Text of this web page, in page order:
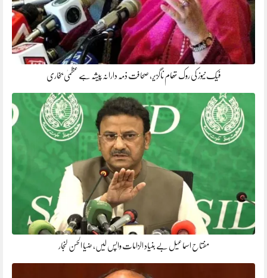
فیک نیوز کی روک تھام ناگزیر، صحافت ذمہ دارانہ پیشہ ہے عظمیٰ بخاری
مفتاح اسماعیل بے بنیاد الزامات واپس لیں، ضیا الحسن لنجار